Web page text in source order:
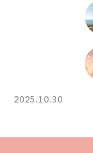
2025.10.30